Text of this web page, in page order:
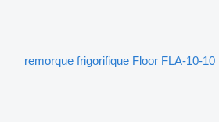
remorque frigorifique Floor FLA-10-10